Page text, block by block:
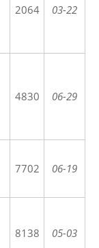
2064 03-22
4830 06-29
7702 06-19
8138 05-03